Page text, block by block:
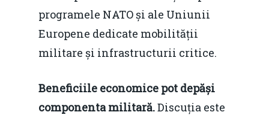
programele NATO și ale Uniunii
Europene dedicate mobilității
militare și infrastructurii critice.
Beneficiile economice pot depăși
componenta militară.Discuția este